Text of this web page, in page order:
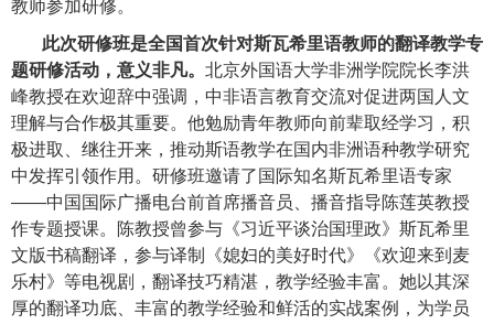
教师参加研修。
此次研修班是全国首次针对斯瓦希里语教师的翻译教学专
题研修活动，意义非凡。 北京外国语大学非洲学院院长李洪
峰教授在欢迎辞中强调，中非语言教育交流对促进两国人文
理解与合作极其重要。他勉励青年教师向前辈取经学习，积
极进取、继往开来，推动斯语教学在国内非洲语种教学研究
中发挥引领作用。研修班邀请了国际知名斯瓦希里语专家
——中国国际广播电台前首席播音员、播音指导陈莲英教授
作专题授课。陈教授曾参与《习近平谈治国理政》斯瓦希里
文版书稿翻译，参与译制《媳妇的美好时代》《欢迎来到麦
乐村》等电视剧，翻译技巧精湛，教学经验丰富。她以其深
厚的翻译功底、丰富的教学经验和鲜活的实战案例，为学员